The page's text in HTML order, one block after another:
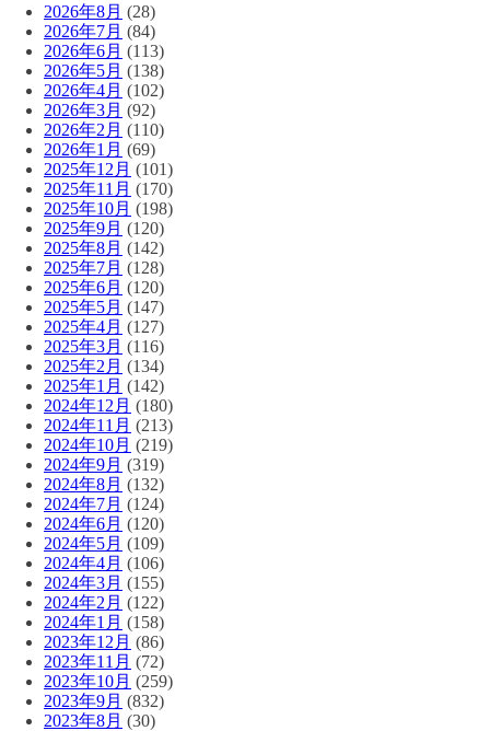
2026年8月 (28)
2026年7月 (84)
2026年6月 (113)
2026年5月 (138)
2026年4月 (102)
2026年3月 (92)
2026年2月 (110)
2026年1月 (69)
2025年12月 (101)
2025年11月 (170)
2025年10月 (198)
2025年9月 (120)
2025年8月 (142)
2025年7月 (128)
2025年6月 (120)
2025年5月 (147)
2025年4月 (127)
2025年3月 (116)
2025年2月 (134)
2025年1月 (142)
2024年12月 (180)
2024年11月 (213)
2024年10月 (219)
2024年9月 (319)
2024年8月 (132)
2024年7月 (124)
2024年6月 (120)
2024年5月 (109)
2024年4月 (106)
2024年3月 (155)
2024年2月 (122)
2024年1月 (158)
2023年12月 (86)
2023年11月 (72)
2023年10月 (259)
2023年9月 (832)
2023年8月 (30)